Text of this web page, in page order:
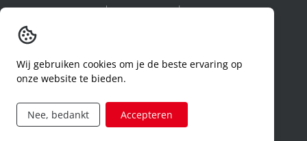
algemene voorwaarden
code of conduct
aanvraag rechten ivm privacy
Wij gebruiken cookies om je de beste ervaring op
onze website te bieden.
Nee, bedankt Accepteren